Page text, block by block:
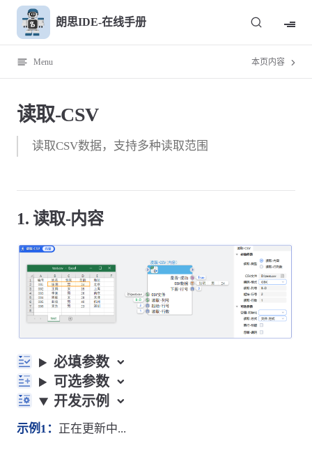
Skip to content朗思IDE-在线手册
Menu 本页内容
读取-CSV
读取CSV数据，支持多种读取范围
1. 读取-内容
必填参数
可选参数
开发示例
示例1： 正在更新中...